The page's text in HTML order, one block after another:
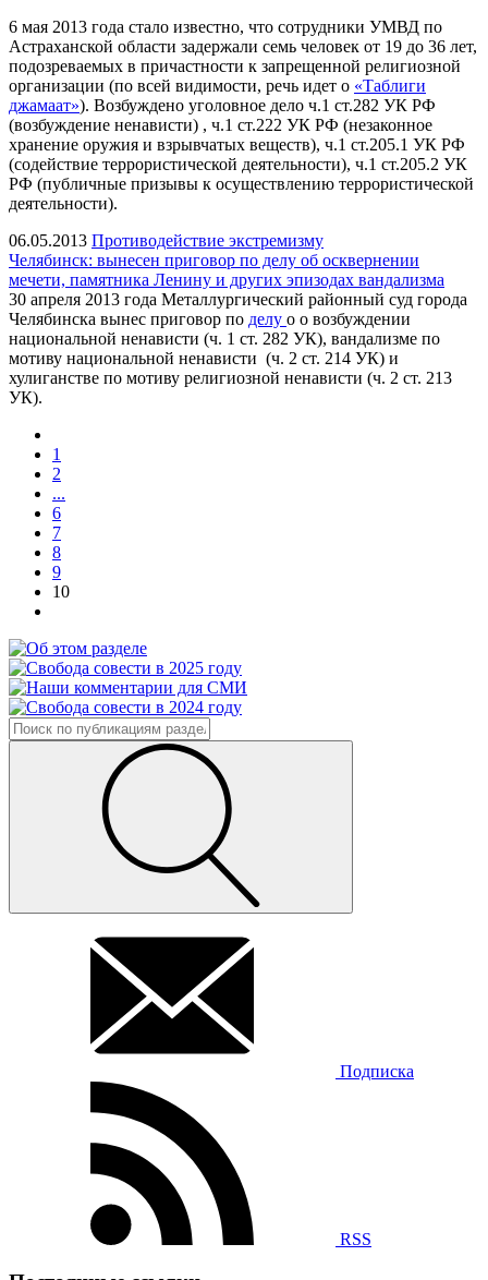
6 мая 2013 года стало известно, что сотрудники УМВД по
Астраханской области задержали семь человек от 19 до 36 лет,
подозреваемых в причастности к запрещенной религиозной
организации (по всей видимости, речь идет о «Таблиги
джамаат»). Возбуждено уголовное дело ч.1 ст.282 УК РФ
(возбуждение ненависти) , ч.1 ст.222 УК РФ (незаконное
хранение оружия и взрывчатых веществ), ч.1 ст.205.1 УК РФ
(содействие террористической деятельности), ч.1 ст.205.2 УК
РФ (публичные призывы к осуществлению террористической
деятельности).
06.05.2013 Противодействие экстремизму
Челябинск: вынесен приговор по делу об осквернении
мечети, памятника Ленину и других эпизодах вандализма
30 апреля 2013 года Металлургический районный суд города
Челябинска вынес приговор по делу о о возбуждении
национальной ненависти (ч. 1 ст. 282 УК), вандализме по
мотиву национальной ненависти (ч. 2 ст. 214 УК) и
хулиганстве по мотиву религиозной ненависти (ч. 2 ст. 213
УК).
1
2
...
6
7
8
9
10
Подписка
RSS